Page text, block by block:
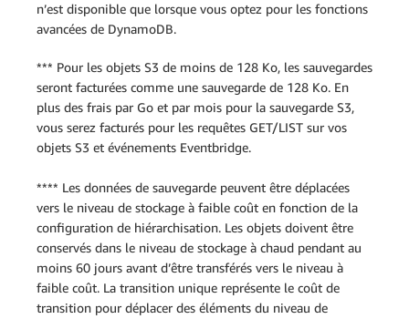
n’est disponible que lorsque vous optez pour les fonctions
avancées de DynamoDB.
*** Pour les objets S3 de moins de 128 Ko, les sauvegardes
seront facturées comme une sauvegarde de 128 Ko. En
plus des frais par Go et par mois pour la sauvegarde S3,
vous serez facturés pour les requêtes GET/LIST sur vos
objets S3 et événements Eventbridge.
**** Les données de sauvegarde peuvent être déplacées
vers le niveau de stockage à faible coût en fonction de la
configuration de hiérarchisation. Les objets doivent être
conservés dans le niveau de stockage à chaud pendant au
moins 60 jours avant d’être transférés vers le niveau à
faible coût. La transition unique représente le coût de
transition pour déplacer des éléments du niveau de